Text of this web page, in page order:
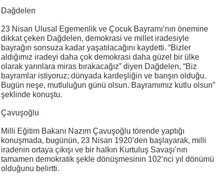
Dağdelen
23 Nisan Ulusal Egemenlik ve Çocuk Bayramı’nın önemine
dikkat çeken Dağdelen, demokrasi ve millet iradesiyle
bayrağın sonsuza kadar yaşatılacağını kaydetti. “Bizler
aldığımız iradeyi daha çok demokrasi daha güzel bir ülke
olarak yarınlara miras bırakacağız” diyen Dağdelen, “Biz
bayramlar istiyoruz; dünyada kardeşliğin ve barışın olduğu.
Bugün neşe, mutluluğun günü olsun. Bayramımız kutlu olsun”
şeklinde konuştu.
Çavuşoğlu
Milli Eğitim Bakanı Nazım Çavuşoğlu törende yaptığı
konuşmada, bugünün, 23 Nisan 1920’den başlayarak, milli
iradenin ortaya çıkışı ve bir halkın Kurtuluş Savaşı’nın
tamamen demokratik şekle dönüşmesinin 102’nci yıl dönümü
olduğunu belirtti.